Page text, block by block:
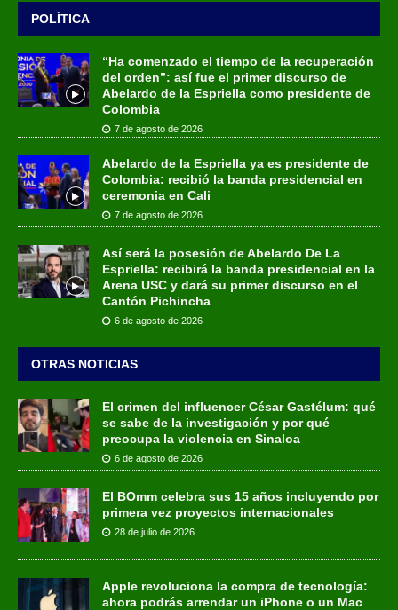
POLÍTICA
“Ha comenzado el tiempo de la recuperación
del orden”: así fue el primer discurso de
Abelardo de la Espriella como presidente de
Colombia
7 de agosto de 2026
Abelardo de la Espriella ya es presidente de
Colombia: recibió la banda presidencial en
ceremonia en Cali
7 de agosto de 2026
Así será la posesión de Abelardo De La
Espriella: recibirá la banda presidencial en la
Arena USC y dará su primer discurso en el
Cantón Pichincha
6 de agosto de 2026
OTRAS NOTICIAS
El crimen del influencer César Gastélum: qué
se sabe de la investigación y por qué
preocupa la violencia en Sinaloa
6 de agosto de 2026
El BOmm celebra sus 15 años incluyendo por
primera vez proyectos internacionales
28 de julio de 2026
Apple revoluciona la compra de tecnología:
ahora podrás arrendar un iPhone o un Mac